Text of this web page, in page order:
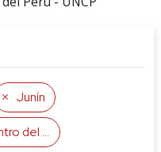
Junín
Perú